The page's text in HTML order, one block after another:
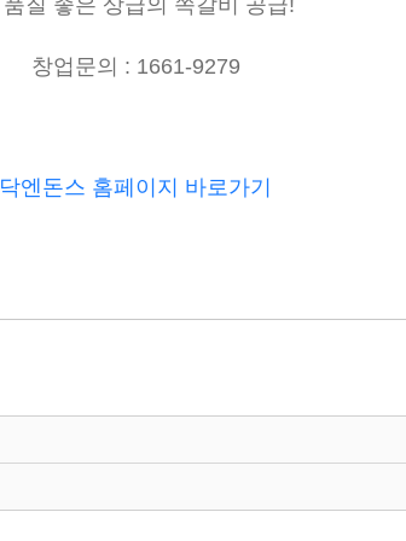
창업문의 : 1661-9279
닥엔돈스 홈페이지 바로가기